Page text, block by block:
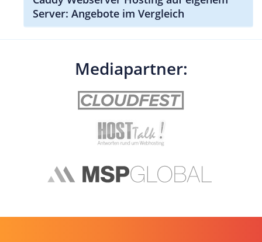
Server: Angebote im Vergleich
Mediapartner: